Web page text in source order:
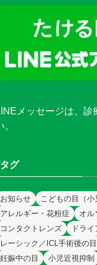
メッセージは、診
。
タグ
お知らせ こどもの目（小
アレルギー・花粉症
オル
コンタクトレンズ
ドライ
レーシック／ICL手術後の目
妊娠中の目
小児近視抑制